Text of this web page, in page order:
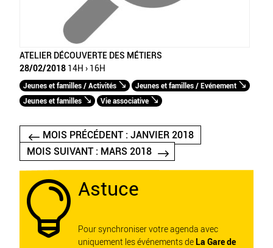
ATELIER DÉCOUVERTE DES MÉTIERS
28/02/2018 14H › 16H
Jeunes et familles / Activités
Jeunes et familles / Evénement
Jeunes et familles
Vie associative
MOIS PRÉCÉDENT : JANVIER 2018
MOIS SUIVANT : MARS 2018
 Astuce
Pour synchroniser votre agenda avec
uniquement les événements de La Gare de